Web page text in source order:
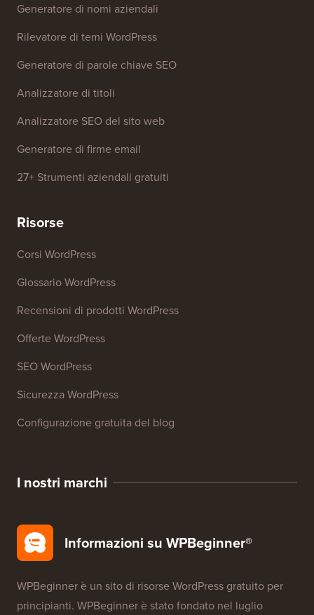
Generatore di nomi aziendali
Rilevatore di temi WordPress
Generatore di parole chiave SEO
Analizzatore di titoli
Analizzatore SEO del sito web
Generatore di firme email
27+ Strumenti aziendali gratuiti
Risorse
Corsi WordPress
Glossario WordPress
Recensioni di prodotti WordPress
Offerte WordPress
SEO WordPress
Sicurezza WordPress
Configurazione gratuita del blog
I nostri marchi
Informazioni su WPBeginner®
WPBeginner è un sito di risorse WordPress gratuito per
principianti. WPBeginner è stato fondato nel luglio